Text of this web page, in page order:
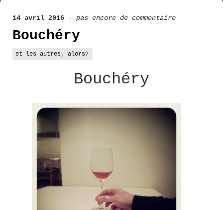
14 avril 2016 - pas encore de commentaire
Bouchéry
et les autres, alors?
Bouchéry